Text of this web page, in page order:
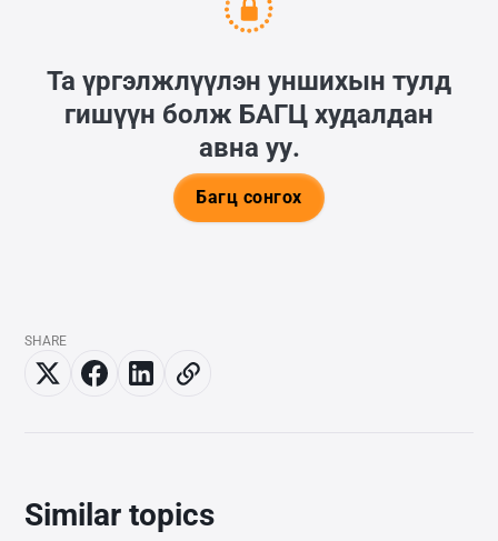
Та үргэлжлүүлэн уншихын тулд
гишүүн болж БАГЦ худалдан
авна уу.
Багц сонгох
SHARE
Similar topics